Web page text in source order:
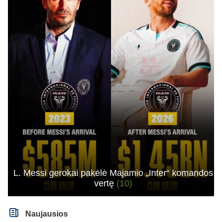
L. Messi gerokai pakėlė Majamio „Inter“ komandos
vertę (10)
Naujausios